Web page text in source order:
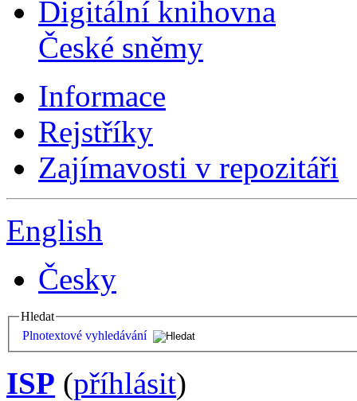
Digitální knihovna
České sněmy
Informace
Rejstříky
Zajímavosti v repozitáři
English
Česky
Hledat
Plnotextové vyhledávání
ISP (příhlásit)